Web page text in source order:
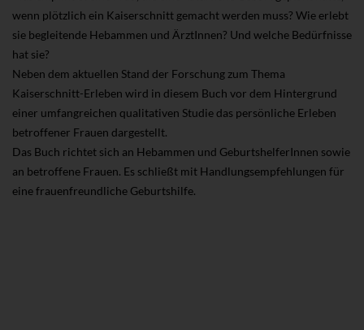
wenn plötzlich ein Kaiserschnitt gemacht werden muss? Wie erlebt
sie begleitende Hebammen und ÄrztInnen? Und welche Bedürfnisse
hat sie?
Neben dem aktuellen Stand der Forschung zum Thema
Kaiserschnitt-Erleben wird in diesem Buch vor dem Hintergrund
einer umfangreichen qualitativen Studie das persönliche Erleben
betroffener Frauen dargestellt.
Das Buch richtet sich an Hebammen und GeburtshelferInnen sowie
an betroffene Frauen. Es schließt mit Handlungsempfehlungen für
eine frauenfreundliche Geburtshilfe.